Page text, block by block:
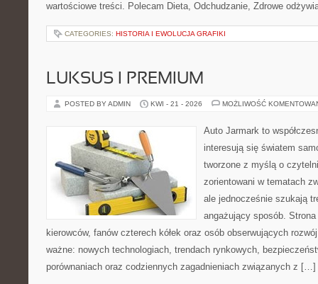
wartościowe treści. Polecam Dieta, Odchudzanie, Zdrowe
CATEGORIES: HISTORIA I EWOLUCJA GRAFIKI
LUKSUS I PREMIUM
POSTED BY ADMIN KWI - 21 - 2026 MOŻLIWOŚĆ
Auto Jarmark to
interesują się światem
tworzone z myślą o
zorientowani w tematach
ale jednocześnie szukają
angażujący sposób.
kierowców, fanów czterech kółek oraz osób obserwujących
ważne: nowych technologiach, trendach rynkowych,
porównaniach oraz codziennych zagadnieniach związanych z […]